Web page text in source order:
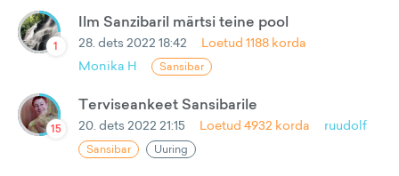
1
Ilm Sanzibaril märtsi teine pool
28. dets 2022 18:42 Loetud 1188 korda
Monika H
Sansibar
15
Terviseankeet Sansibarile
20. dets 2022 21:15 Loetud 4932 korda ruudolf
Sansibar Uuring